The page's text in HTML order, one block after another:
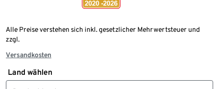
Alle Preise verstehen sich inkl. gesetzlicher Mehrwertsteuer und
zzgl.
Versandkosten
Land wählen